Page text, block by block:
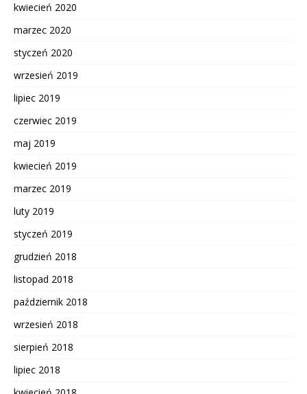
kwiecień 2020
marzec 2020
styczeń 2020
wrzesień 2019
lipiec 2019
czerwiec 2019
maj 2019
kwiecień 2019
marzec 2019
luty 2019
styczeń 2019
grudzień 2018
listopad 2018
październik 2018
wrzesień 2018
sierpień 2018
lipiec 2018